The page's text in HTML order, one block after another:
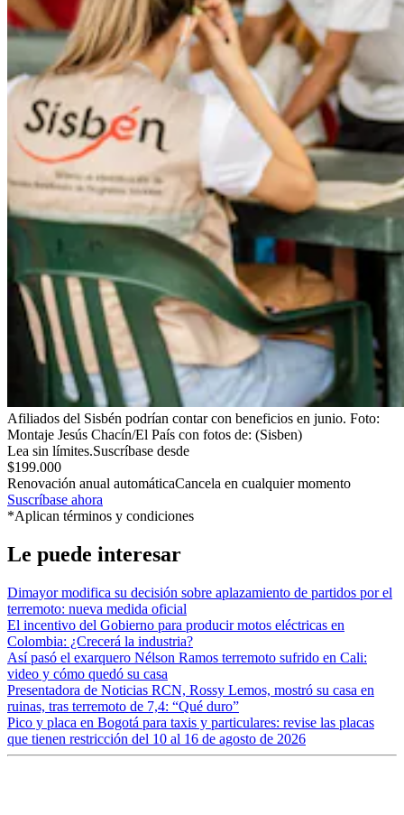
Afiliados del Sisbén podrían contar con beneficios en junio. Foto:
Montaje Jesús Chacín/El País con fotos de: (Sisben)
Lea sin límites.Suscríbase desde
$199.000
Renovación anual automáticaCancela en cualquier momento
Suscríbase ahora
*Aplican términos y condiciones
Le puede interesar
Dimayor modifica su decisión sobre aplazamiento de partidos por el
terremoto: nueva medida oficial
El incentivo del Gobierno para producir motos eléctricas en
Colombia: ¿Crecerá la industria?
Así pasó el exarquero Nélson Ramos terremoto sufrido en Cali:
video y cómo quedó su casa
Presentadora de Noticias RCN, Rossy Lemos, mostró su casa en
ruinas, tras terremoto de 7,4: “Qué duro”
Pico y placa en Bogotá para taxis y particulares: revise las placas
que tienen restricción del 10 al 16 de agosto de 2026